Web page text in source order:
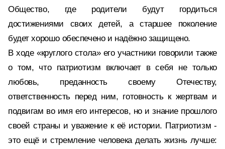
Общество, где родители будут гордиться
достижениями своих детей, а старшее поколение
будет хорошо обеспечено и надёжно защищено.
В ходе «круглого стола» его участники говорили также
о том, что патриотизм включает в себя не только
любовь, преданность своему Отечеству,
ответственность перед ним, готовность к жертвам и
подвигам во имя его интересов, но и знание прошлого
своей страны и уважение к её истории. Патриотизм -
это ещё и стремление человека делать жизнь лучше: